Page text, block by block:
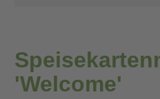
'Welcome'